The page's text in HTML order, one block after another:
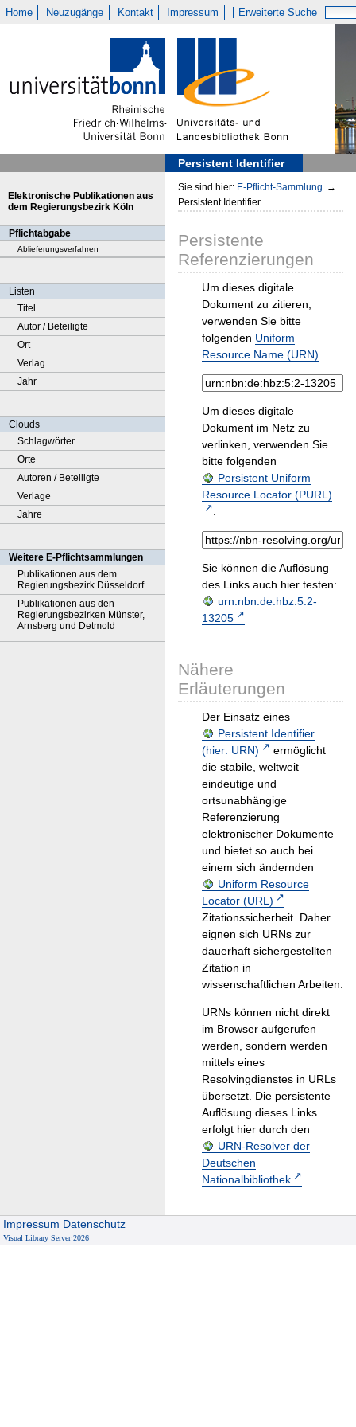
Home Neuzugänge Kontakt Impressum Erweiterte Suche
Persistent Identifier
Elektronische Publikationen aus
dem Regierungsbezirk Köln
Pflichtabgabe
Ablieferungsverfahren
Listen
Titel
Autor / Beteiligte
Ort
Verlag
Jahr
Clouds
Schlagwörter
Orte
Autoren / Beteiligte
Verlage
Jahre
Weitere E-Pflichtsammlungen
Publikationen aus dem
Regierungsbezirk Düsseldorf
Publikationen aus den
Regierungsbezirken Münster,
Arnsberg und Detmold
Sie sind hier: E-Pflicht-Sammlung →
Persistent Identifier
Persistente
Referenzierungen
Um dieses digitale
Dokument zu zitieren,
verwenden Sie bitte
folgenden Uniform
Resource Name (URN)
Um dieses digitale
Dokument im Netz zu
verlinken, verwenden Sie
bitte folgenden
Persistent Uniform
Resource Locator (PURL)
:
Sie können die Auflösung
des Links auch hier testen:
urn:nbn:de:hbz:5:2-
13205
Nähere
Erläuterungen
Der Einsatz eines
Persistent Identifier
(hier: URN)
ermöglicht
die stabile, weltweit
eindeutige und
ortsunabhängige
Referenzierung
elektronischer Dokumente
und bietet so auch bei
einem sich ändernden
Uniform Resource
Locator (URL)
Zitationssicherheit. Daher
eignen sich URNs zur
dauerhaft sichergestellten
Zitation in
wissenschaftlichen Arbeiten.
URNs können nicht direkt
im Browser aufgerufen
werden, sondern werden
mittels eines
Resolvingdienstes in URLs
übersetzt. Die persistente
Auflösung dieses Links
erfolgt hier durch den
URN-Resolver der
Deutschen
Nationalbibliothek
.
Impressum Datenschutz
Visual Library Server 2026